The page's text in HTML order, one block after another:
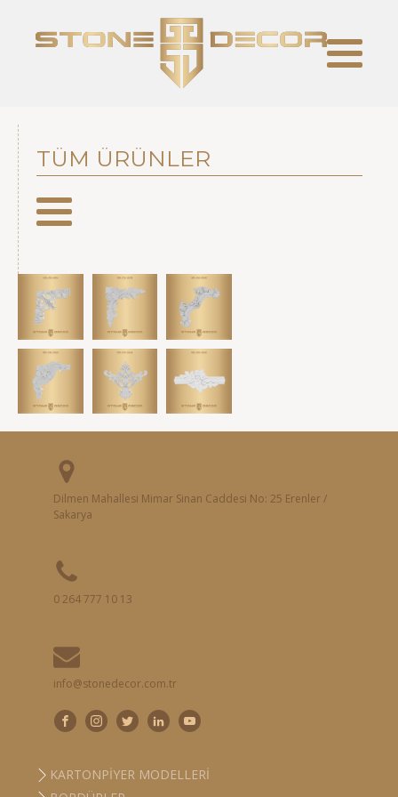
TÜM ÜRÜNLER
KARTONPIYER MODELLERI
Dilmen Mahallesi Mimar Sinan Caddesi No: 25 Erenler /
Sakarya
0 264 777 10 13
info@stonedecor.com.tr